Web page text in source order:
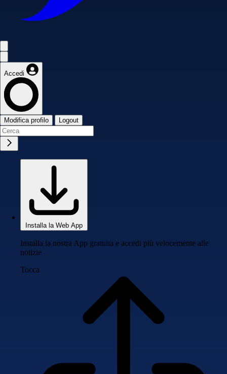
Accedi
Modifica profilo Logout
Installa la Web App
Installa la nostra App gratuita e accedi più velocemente alle
notizie
Tocca